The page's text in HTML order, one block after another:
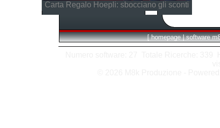
Carta Regalo Hoepli: sbocciano gli sconti
[ homepage | software